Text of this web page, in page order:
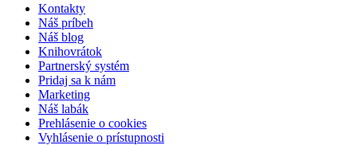
Kontakty
Náš príbeh
Náš blog
Knihovrátok
Partnerský systém
Pridaj sa k nám
Marketing
Náš labák
Prehlásenie o cookies
Vyhlásenie o prístupnosti